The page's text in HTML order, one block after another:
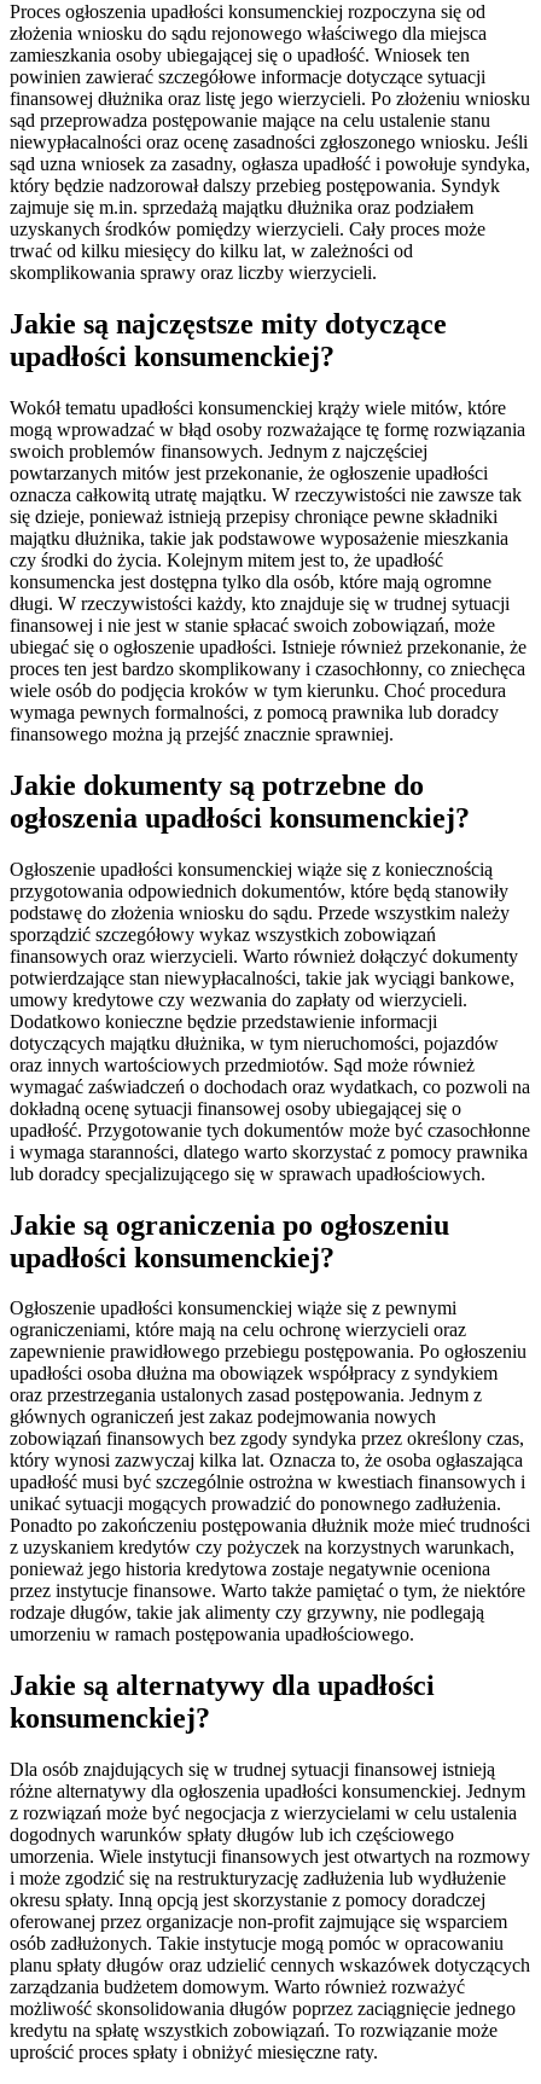
Proces ogłoszenia upadłości konsumenckiej rozpoczyna się od
złożenia wniosku do sądu rejonowego właściwego dla miejsca
zamieszkania osoby ubiegającej się o upadłość. Wniosek ten
powinien zawierać szczegółowe informacje dotyczące sytuacji
finansowej dłużnika oraz listę jego wierzycieli. Po złożeniu wniosku
sąd przeprowadza postępowanie mające na celu ustalenie stanu
niewypłacalności oraz ocenę zasadności zgłoszonego wniosku. Jeśli
sąd uzna wniosek za zasadny, ogłasza upadłość i powołuje syndyka,
który będzie nadzorował dalszy przebieg postępowania. Syndyk
zajmuje się m.in. sprzedażą majątku dłużnika oraz podziałem
uzyskanych środków pomiędzy wierzycieli. Cały proces może
trwać od kilku miesięcy do kilku lat, w zależności od
skomplikowania sprawy oraz liczby wierzycieli.
Jakie są najczęstsze mity dotyczące
upadłości konsumenckiej?
Wokół tematu upadłości konsumenckiej krąży wiele mitów, które
mogą wprowadzać w błąd osoby rozważające tę formę rozwiązania
swoich problemów finansowych. Jednym z najczęściej
powtarzanych mitów jest przekonanie, że ogłoszenie upadłości
oznacza całkowitą utratę majątku. W rzeczywistości nie zawsze tak
się dzieje, ponieważ istnieją przepisy chroniące pewne składniki
majątku dłużnika, takie jak podstawowe wyposażenie mieszkania
czy środki do życia. Kolejnym mitem jest to, że upadłość
konsumencka jest dostępna tylko dla osób, które mają ogromne
długi. W rzeczywistości każdy, kto znajduje się w trudnej sytuacji
finansowej i nie jest w stanie spłacać swoich zobowiązań, może
ubiegać się o ogłoszenie upadłości. Istnieje również przekonanie, że
proces ten jest bardzo skomplikowany i czasochłonny, co zniechęca
wiele osób do podjęcia kroków w tym kierunku. Choć procedura
wymaga pewnych formalności, z pomocą prawnika lub doradcy
finansowego można ją przejść znacznie sprawniej.
Jakie dokumenty są potrzebne do
ogłoszenia upadłości konsumenckiej?
Ogłoszenie upadłości konsumenckiej wiąże się z koniecznością
przygotowania odpowiednich dokumentów, które będą stanowiły
podstawę do złożenia wniosku do sądu. Przede wszystkim należy
sporządzić szczegółowy wykaz wszystkich zobowiązań
finansowych oraz wierzycieli. Warto również dołączyć dokumenty
potwierdzające stan niewypłacalności, takie jak wyciągi bankowe,
umowy kredytowe czy wezwania do zapłaty od wierzycieli.
Dodatkowo konieczne będzie przedstawienie informacji
dotyczących majątku dłużnika, w tym nieruchomości, pojazdów
oraz innych wartościowych przedmiotów. Sąd może również
wymagać zaświadczeń o dochodach oraz wydatkach, co pozwoli na
dokładną ocenę sytuacji finansowej osoby ubiegającej się o
upadłość. Przygotowanie tych dokumentów może być czasochłonne
i wymaga staranności, dlatego warto skorzystać z pomocy prawnika
lub doradcy specjalizującego się w sprawach upadłościowych.
Jakie są ograniczenia po ogłoszeniu
upadłości konsumenckiej?
Ogłoszenie upadłości konsumenckiej wiąże się z pewnymi
ograniczeniami, które mają na celu ochronę wierzycieli oraz
zapewnienie prawidłowego przebiegu postępowania. Po ogłoszeniu
upadłości osoba dłużna ma obowiązek współpracy z syndykiem
oraz przestrzegania ustalonych zasad postępowania. Jednym z
głównych ograniczeń jest zakaz podejmowania nowych
zobowiązań finansowych bez zgody syndyka przez określony czas,
który wynosi zazwyczaj kilka lat. Oznacza to, że osoba ogłaszająca
upadłość musi być szczególnie ostrożna w kwestiach finansowych i
unikać sytuacji mogących prowadzić do ponownego zadłużenia.
Ponadto po zakończeniu postępowania dłużnik może mieć trudności
z uzyskaniem kredytów czy pożyczek na korzystnych warunkach,
ponieważ jego historia kredytowa zostaje negatywnie oceniona
przez instytucje finansowe. Warto także pamiętać o tym, że niektóre
rodzaje długów, takie jak alimenty czy grzywny, nie podlegają
umorzeniu w ramach postępowania upadłościowego.
Jakie są alternatywy dla upadłości
konsumenckiej?
Dla osób znajdujących się w trudnej sytuacji finansowej istnieją
różne alternatywy dla ogłoszenia upadłości konsumenckiej. Jednym
z rozwiązań może być negocjacja z wierzycielami w celu ustalenia
dogodnych warunków spłaty długów lub ich częściowego
umorzenia. Wiele instytucji finansowych jest otwartych na rozmowy
i może zgodzić się na restrukturyzację zadłużenia lub wydłużenie
okresu spłaty. Inną opcją jest skorzystanie z pomocy doradczej
oferowanej przez organizacje non-profit zajmujące się wsparciem
osób zadłużonych. Takie instytucje mogą pomóc w opracowaniu
planu spłaty długów oraz udzielić cennych wskazówek dotyczących
zarządzania budżetem domowym. Warto również rozważyć
możliwość skonsolidowania długów poprzez zaciągnięcie jednego
kredytu na spłatę wszystkich zobowiązań. To rozwiązanie może
uprościć proces spłaty i obniżyć miesięczne raty.